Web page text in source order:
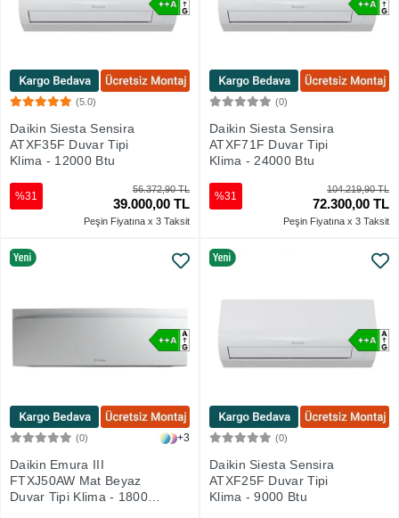
(5.0)
Daikin Siesta Sensira
ATXF35F Duvar Tipi
Klima - 12000 Btu
56.372,90 TL
39.000,00 TL
%31
Peşin Fiyatına x 3 Taksit
(0)
Daikin Siesta Sensira
ATXF71F Duvar Tipi
Klima - 24000 Btu
104.219,90 TL
72.300,00 TL
%31
Peşin Fiyatına x 3 Taksit
(0) +3
Daikin Emura III
FTXJ50AW Mat Beyaz
Duvar Tipi Klima - 18000
(0)
Daikin Siesta Sensira
ATXF25F Duvar Tipi
Klima - 9000 Btu